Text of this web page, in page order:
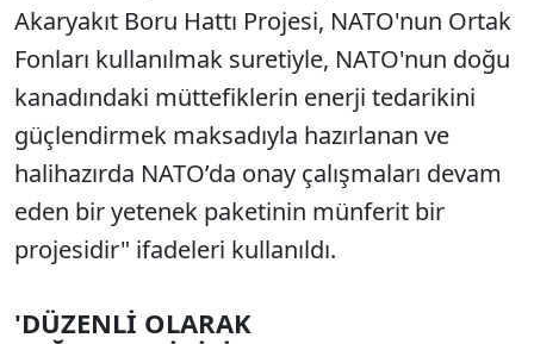
Akaryakıt Boru Hattı Projesi, NATO'nun Ortak
Fonları kullanılmak suretiyle, NATO'nun doğu
kanadındaki müttefiklerin enerji tedarikini
güçlendirmek maksadıyla hazırlanan ve
halihazırda NATO’da onay çalışmaları devam
eden bir yetenek paketinin münferit bir
projesidir" ifadeleri kullanıldı.
'DÜZENLİ OLARAK